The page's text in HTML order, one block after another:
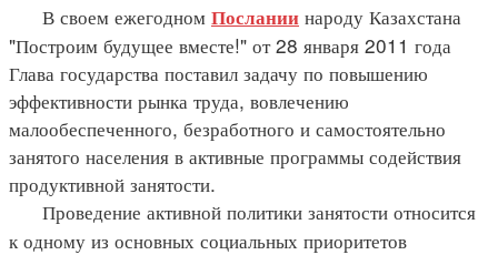
В своем ежегодном Послании народу Казахстана
"Построим будущее вместе!" от 28 января 2011 года
Глава государства поставил задачу по повышению
эффективности рынка труда, вовлечению
малообеспеченного, безработного и самостоятельно
занятого населения в активные программы содействия
продуктивной занятости.
Проведение активной политики занятости относится
к одному из основных социальных приоритетов